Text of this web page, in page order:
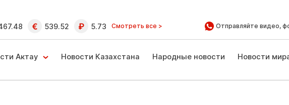
539.52 5.73 Смотреть все > Отправляйте видео,
Актау Новости Казахстана Народные новости Новости